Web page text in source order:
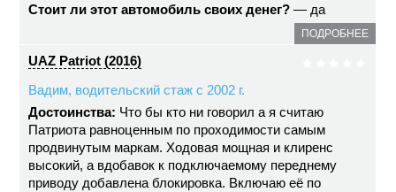
Стоит ли этот автомобиль своих денег? — да
ПОДРОБНЕЕ
UAZ Patriot (2016)
Вадим, водительский стаж с 2002 г.
Достоинства: Что бы кто ни говорил а я считаю
Патриота равноценным по проходимости самым
продвинутым маркам. Ходовая мощная и клиренс
высокий, а вдобавок к подключаемому переднему
приводу добавлена блокировка. Включаю её по